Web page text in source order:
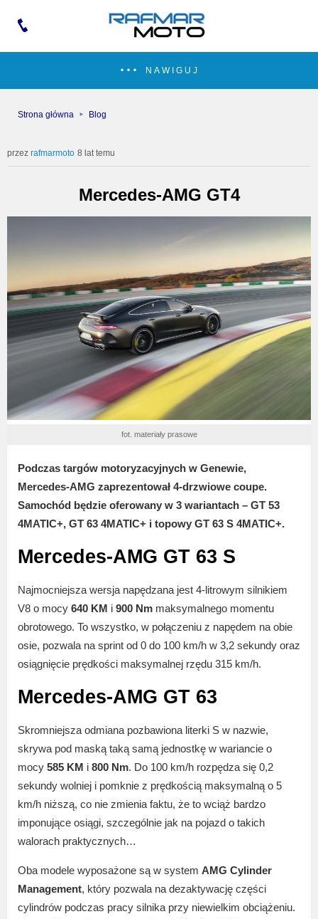
NAWIGUJ
Strona główna Blog
rafmarmoto 8 lat temu
Mercedes-AMG GT4
fot. materiały prasowe
Podczas targów motoryzacyjnych w Genewie,
Mercedes-AMG zaprezentował 4-drzwiowe coupe.
Samochód będzie oferowany w 3 wariantach – GT 53
4MATIC+, GT 63 4MATIC+ i topowy GT 63 S 4MATIC+.
Mercedes-AMG GT 63 S
Najmocniejsza wersja napędzana jest 4-litrowym silnikiem
V8 o mocy 640 KM i 900 Nm maksymalnego momentu
obrotowego. To wszystko, w połączeniu z napędem na obie
osie, pozwala na sprint od 0 do 100 km/h w 3,2 sekundy oraz
osiągnięcie prędkości maksymalnej rzędu 315 km/h.
Mercedes-AMG GT 63
Skromniejsza odmiana pozbawiona literki S w nazwie,
skrywa pod maską taką samą jednostkę w wariancie o
mocy 585 KM i 800 Nm. Do 100 km/h rozpędza się 0,2
sekundy wolniej i pomknie z prędkością maksymalną o 5
km/h niższą, co nie zmienia faktu, że to wciąż bardzo
imponujące osiągi, szczególnie jak na pojazd o takich
walorach praktycznych…
Oba modele wyposażone są w system AMG Cylinder
Management, który pozwala na dezaktywację części
cylindrów podczas pracy silnika przy niewielkim obciążeniu.